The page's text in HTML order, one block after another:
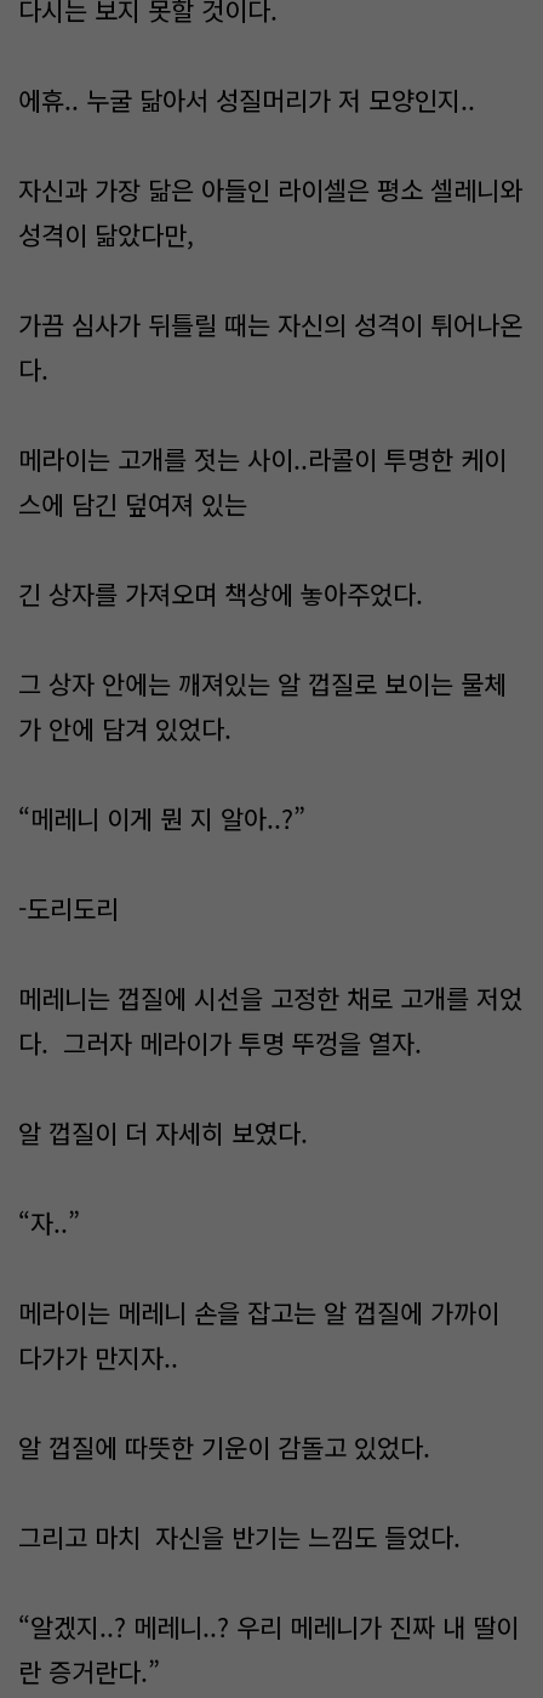
다시는 보지 못할 것이다.
에휴.. 누굴 닮아서 성질머리가 저 모양인지..
자신과 가장 닮은 아들인 라이셀은 평소 셀레니와
성격이 닮았다만,
가끔 심사가 뒤틀릴 때는 자신의 성격이 튀어나온
다.
메라이는 고개를 젓는 사이..라콜이 투명한 케이
스에 담긴 덮여져 있는
긴 상자를 가져오며 책상에 놓아주었다.
그 상자 안에는 깨져있는 알 껍질로 보이는 물체
가 안에 담겨 있었다.
“메레니 이게 뭔 지 알아..?”
-도리도리
메레니는 껍질에 시선을 고정한 채로 고개를 저었
다. 그러자 메라이가 투명 뚜껑을 열자.
알 껍질이 더 자세히 보였다.
“자..”
메라이는 메레니 손을 잡고는 알 껍질에 가까이
다가가 만지자..
알 껍질에 따뜻한 기운이 감돌고 있었다.
그리고 마치 자신을 반기는 느낌도 들었다.
“알겠지..? 메레니..? 우리 메레니가 진짜 내 딸이
란 증거란다.”